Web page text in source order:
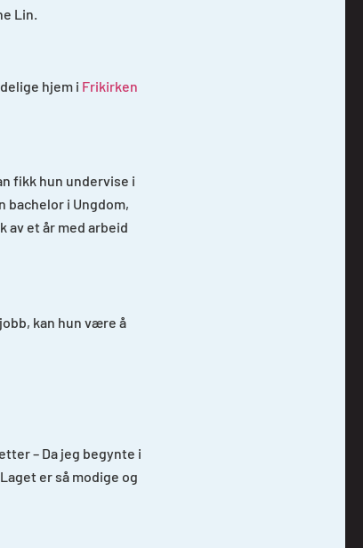
Lin.
hjem i Frikirken
fikk hun undervise i
bachelor i Ungdom,
av et år med arbeid
kan hun være å
– Da jeg begynte i
er så modige og